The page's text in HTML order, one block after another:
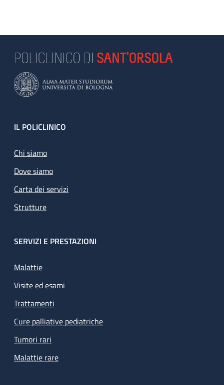
Footer
IL POLICLINICO
Chi siamo
Dove siamo
Carta dei servizi
Strutture
SERVIZI E PRESTAZIONI
Malattie
Visite ed esami
Trattamenti
Cure palliative pediatriche
Tumori rari
Malattie rare